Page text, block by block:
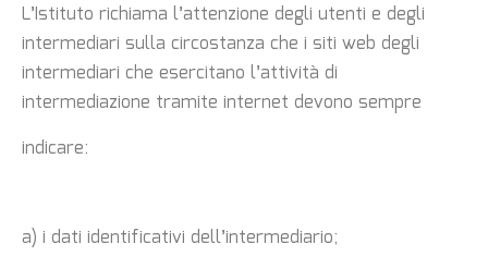
L’Istituto richiama l’attenzione degli utenti e degli
intermediari sulla circostanza che i siti web degli
intermediari che esercitano l’attività di
intermediazione tramite internet devono sempre
indicare:
a) i dati identificativi dell’intermediario;